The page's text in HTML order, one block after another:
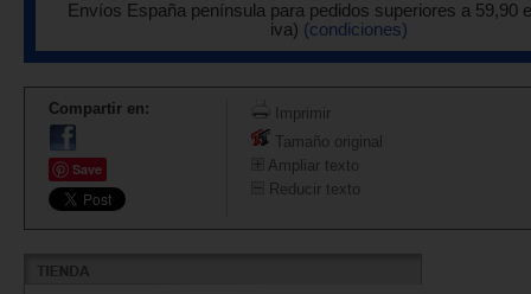
Envíos España península para pedidos superiores a 59,90
iva) (condiciones)
Compartir en:
Save
Imprimir
Tamaño original
Ampliar texto
Reducir texto